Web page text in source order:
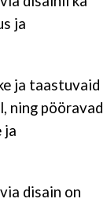
ja
ja taastuvaid
ning pööravad
ja
disain on